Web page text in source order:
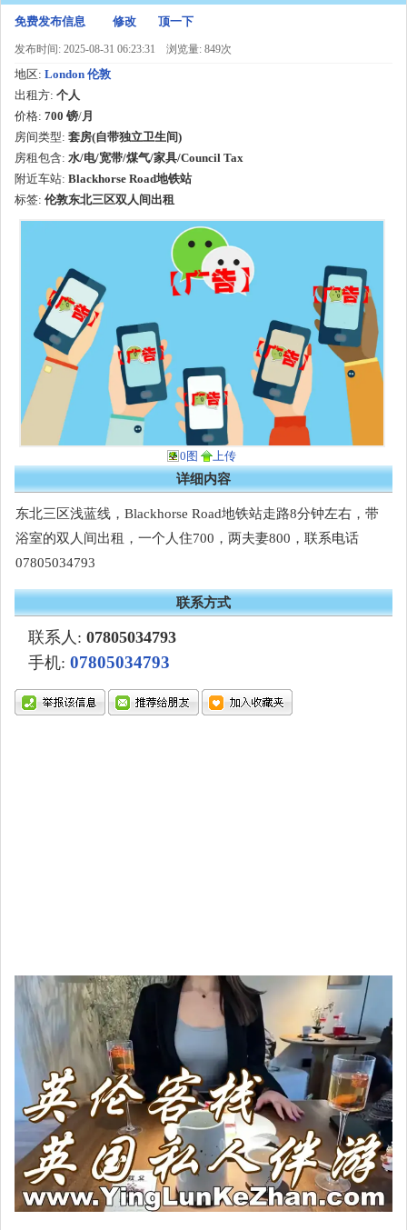
免费发布信息 修改 顶一下
发布时间: 2025-08-31 06:23:31 浏览量: 849次
地区: London 伦敦
出租方: 个人
价格: 700 镑/月
房间类型: 套房(自带独立卫生间)
房租包含: 水/电/宽带/煤气/家具/Council Tax
附近车站: Blackhorse Road地铁站
标签: 伦敦东北三区双人间出租
0图 上传
详细内容
东北三区浅蓝线，Blackhorse Road地铁站走路8分钟左右，带
浴室的双人间出租，一个人住700，两夫妻800，联系电话
07805034793
联系方式
联系人: 07805034793
手机: 07805034793